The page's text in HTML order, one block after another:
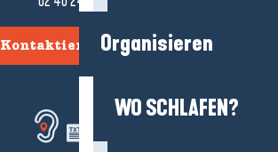
Organisieren
WO SCHLAFEN?
Kontaktieren Sie uns